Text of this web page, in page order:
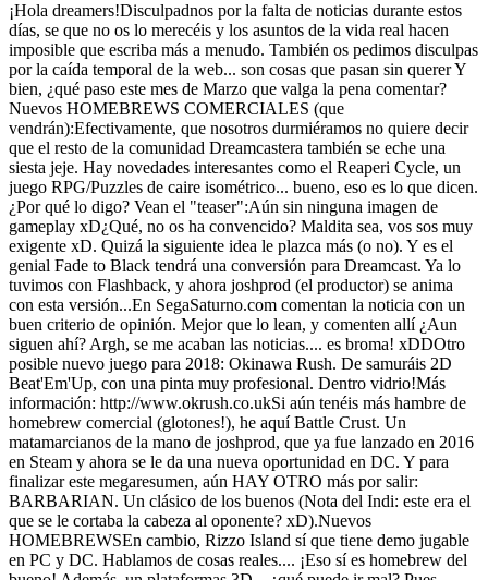
¡Hola dreamers!Disculpadnos por la falta de noticias durante estos
días, se que no os lo merecéis y los asuntos de la vida real hacen
imposible que escriba más a menudo. También os pedimos disculpas
por la caída temporal de la web... son cosas que pasan sin querer Y
bien, ¿qué paso este mes de Marzo que valga la pena comentar?
Nuevos HOMEBREWS COMERCIALES (que
vendrán):Efectivamente, que nosotros durmiéramos no quiere decir
que el resto de la comunidad Dreamcastera también se eche una
siesta jeje. Hay novedades interesantes como el Reaperi Cycle, un
juego RPG/Puzzles de caire isométrico... bueno, eso es lo que dicen.
¿Por qué lo digo? Vean el "teaser":Aún sin ninguna imagen de
gameplay xD¿Qué, no os ha convencido? Maldita sea, vos sos muy
exigente xD. Quizá la siguiente idea le plazca más (o no). Y es el
genial Fade to Black tendrá una conversión para Dreamcast. Ya lo
tuvimos con Flashback, y ahora joshprod (el productor) se anima
con esta versión...En SegaSaturno.com comentan la noticia con un
buen criterio de opinión. Mejor que lo lean, y comenten allí ¿Aun
siguen ahí? Argh, se me acaban las noticias.... es broma! xDDOtro
posible nuevo juego para 2018: Okinawa Rush. De samuráis 2D
Beat'Em'Up, con una pinta muy profesional. Dentro vidrio!Más
información: http://www.okrush.co.ukSi aún tenéis más hambre de
homebrew comercial (glotones!), he aquí Battle Crust. Un
matamarcianos de la mano de joshprod, que ya fue lanzado en 2016
en Steam y ahora se le da una nueva oportunidad en DC. Y para
finalizar este megaresumen, aún HAY OTRO más por salir:
BARBARIAN. Un clásico de los buenos (Nota del Indi: este era el
que se le cortaba la cabeza al oponente? xD).Nuevos
HOMEBREWSEn cambio, Rizzo Island sí que tiene demo jugable
en PC y DC. Hablamos de cosas reales.... ¡Eso sí es homebrew del